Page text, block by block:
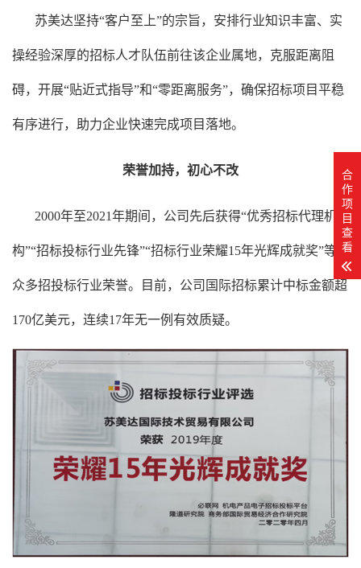
苏美达坚持“客户至上”的宗旨，安排行业知识丰富、实
操经验深厚的招标人才队伍前往该企业属地，克服距离阻
碍，开展“贴近式指导”和“零距离服务”，确保招标项目平稳
有序进行，助力企业快速完成项目落地。
荣誉加持，初心不改
2000年至2021年期间，公司先后获得“优秀招标代理机
构”“招标投标行业先锋”“招标行业荣耀15年光辉成就奖”等
众多招投标行业荣誉。目前，公司国际招标累计中标金额超
170亿美元，连续17年无一例有效质疑。
合
作
项
目
查
看